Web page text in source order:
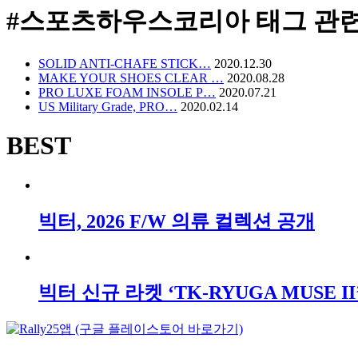
#스포츠하우스코리아태그 관
SOLID ANTI-CHAFE STICK… 2020.12.30
MAKE YOUR SHOES CLEAR … 2020.08.28
PRO LUXE FOAM INSOLE P… 2020.07.21
US Military Grade, PRO… 2020.02.14
BEST
빅터, 2026 F/W 의류 컬렉션 공개
빅터 신규 라켓 ‘TK-RYUGA MUSE